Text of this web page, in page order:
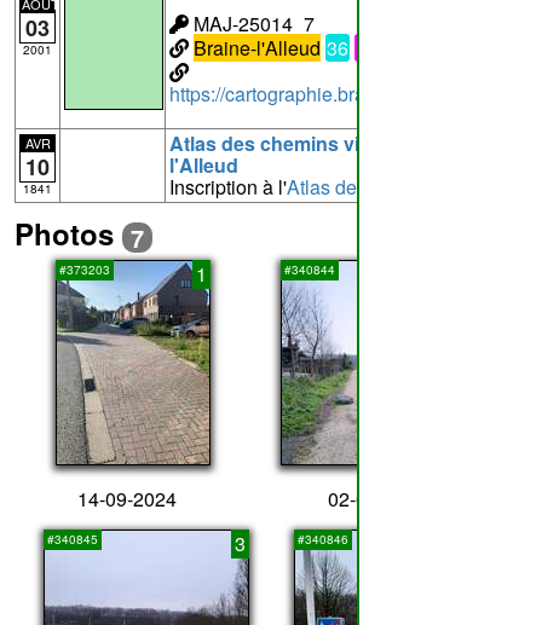
AOUT
03
2001
MAJ-25014_7
Braine-l'Alleud 36
https://cartographie.brabantwallon.be/
AVR
10
1841
Atlas des chemins vicinaux de Braine-
l'Alleud
Inscription à l'Atlas des chemins vicinaux
Photos 7
#373203
14-09-2024
1 #340844
02-01-2021
#340845 3 #340846